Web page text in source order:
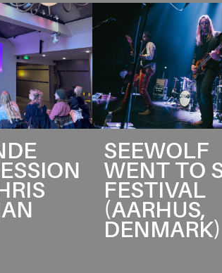
SEEWOLF
WENT TO
FESTIVAL
(AARHUS,
DENMARK)